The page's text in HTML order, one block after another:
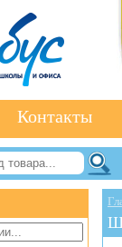
Контакты